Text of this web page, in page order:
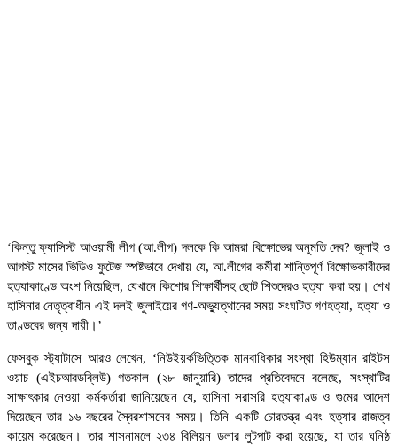
‘কিন্তু ফ্যাসিস্ট আওয়ামী লীগ (আ.লীগ) দলকে কি আমরা বিক্ষোভের অনুমতি দেব? জুলাই ও
আগস্ট মাসের ভিডিও ফুটেজ স্পষ্টভাবে দেখায় যে, আ.লীগের কর্মীরা শান্তিপূর্ণ বিক্ষোভকারীদের
হত্যাকাণ্ডে অংশ নিয়েছিল, যেখানে কিশোর শিক্ষার্থীসহ ছোট শিশুদেরও হত্যা করা হয়। শেখ
হাসিনার নেতৃত্বাধীন এই দলই জুলাইয়ের গণ-অভ্যুত্থানের সময় সংঘটিত গণহত্যা, হত্যা ও
তাণ্ডবের জন্য দায়ী।’
ফেসবুক স্ট্যাটাসে আরও লেখেন, ‘নিউইয়র্কভিত্তিক মানবাধিকার সংস্থা হিউম্যান রাইটস
ওয়াচ (এইচআরডব্লিউ) গতকাল (২৮ জানুয়ারি) তাদের প্রতিবেদনে বলেছে, সংস্থাটির
সাক্ষাৎকার নেওয়া কর্মকর্তারা জানিয়েছেন যে, হাসিনা সরাসরি হত্যাকাণ্ড ও গুমের আদেশ
দিয়েছেন তার ১৬ বছরের স্বৈরশাসনের সময়। তিনি একটি চোরতন্ত্র এবং হত্যার রাজত্ব
কায়েম করেছেন। তার শাসনামলে ২৩৪ বিলিয়ন ডলার লুটপাট করা হয়েছে, যা তার ঘনিষ্ঠ